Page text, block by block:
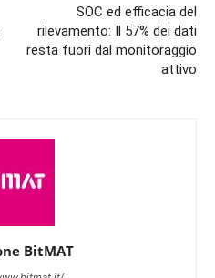
SOC ed efficacia del
rilevamento: Il 57% dei dati
resta fuori dal monitoraggio
attivo
BitMAT